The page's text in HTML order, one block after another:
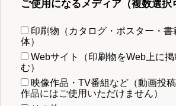
ご使用になるメディア（複数選択
印刷物（カタログ・ポスター・
体）
Webサイト（印刷物をWeb上に
む）
映像作品・TV番組など（動画投
作品にはご使用いただけません）